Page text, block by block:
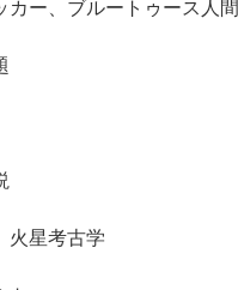
カー、ブルートゥース人間
火星考古学